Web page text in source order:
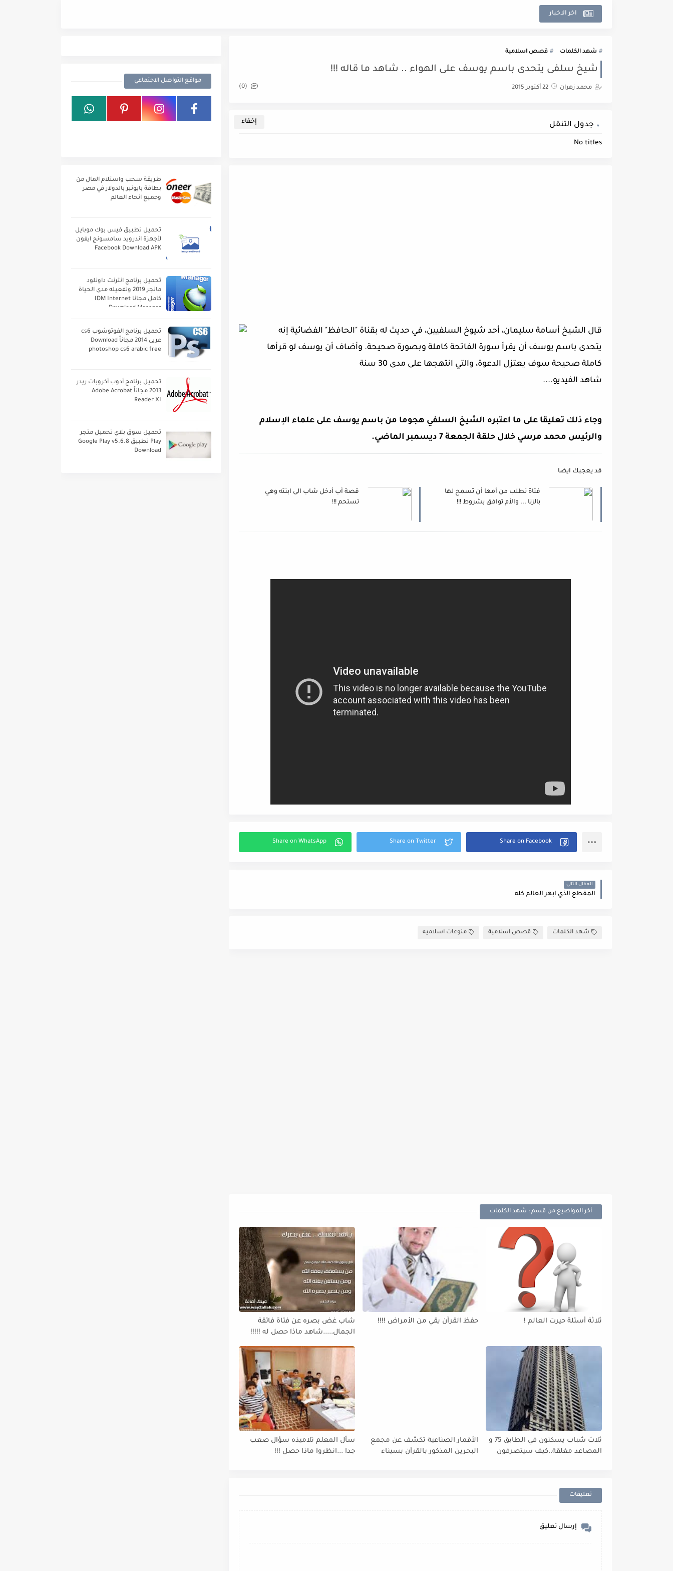
اخر الاخبار
شهد الكلمات قصص اسلامية
شيخ سلفى يتحدى باسم يوسف على الهواء .. شاهد ما قاله !!!
محمد زهران 22 أكتوبر 2015 (0)
جدول التنقل
No titles
قال الشيخ أسامة سليمان، أحد شيوخ السلفيين، في حديث له بقناة "الحافظ" الفضائية إنه
يتحدى باسم يوسف أن يقرأ سورة الفاتحة كاملة وبصورة صحيحة. وأضاف أن يوسف لو قرأها
كاملة صحيحة سوف يعتزل الدعوة، والتي انتهجها على مدى 30 سنة
شاهد الفيديو....
وجاء ذلك تعليقا على ما اعتبره الشيخ السلفي هجوما من باسم يوسف على علماء الإسلام
والرئيس محمد مرسي خلال حلقة الجمعة 7 ديسمبر الماضي.
قد يعجبك ايضا
فتاة تطلب من أمها أن تسمح لها
بالزنا ... والأم توافق بشروط !!!
قصة أب أدخل شاب الى ابنته وهي
تستحم !!!
المقال التالي
المقطع الذي ابهر العالم كله
شهد الكلمات قصص اسلامية منوعات اسلاميه
أخر المواضيع من قسم : شهد الكلمات
ثلاثة أسئلة حيرت العالم ! حفظ القرآن يقي من الأمراض !!!!
شاب غض بصره عن فتاة فائقة
الجمال.....شاهد ماذا حصل له !!!!!
ثلاث شباب يسكنون في الطابق 75 و
المصاعد مغلقة..كيف سيتصرفون
الأقمار الصناعية تكشف عن مجمع
البحرين المذكور بالقرآن بسيناء
سأل المعلم تلاميذه سؤال صعب
جدا ...انظروا ماذا حصل !!!
تعليقات
إرسال تعليق
مواقع التواصل الاجتماعي
طريقة سحب واستلام المال من
بطاقة بايونير بالدولار في مصر
وجميع انحاء العالم
تحميل تطبيق فيس بوك موبايل
لأجهزة اندرويد سامسونج ايفون
Facebook Download APK
تحميل برنامج انترنت داونلود
مانجر 2019 وتفعيله مدى الحياة
كامل مجانا IDM Internet
Download Manager
تحميل برنامج الفوتوشوب cs6
عربى 2014 مجاناً Download
photoshop cs6 arabic free
تحميل برنامج أدوب أكروبات ريدر
2013 مجاناً Adobe Acrobat
Reader XI
تحميل سوق بلاي تحميل متجر
Play تطبيق Google Play v5.6.8
Download